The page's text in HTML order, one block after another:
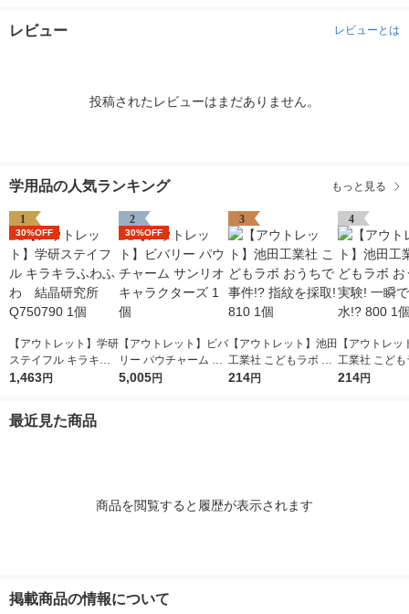
レビュー レビューとは
投稿されたレビューはまだありません。
学用品の人気ランキング もっと見る
1
30%OFF
【アウトレット】学研
ステイフル キラキラ
ふわふわ 結晶研究所
1,463円
2
30%OFF
【アウトレット】ビバ
リー パウチャーム サ
ンリオキャラクターズ
5,005円
3
【アウトレット】池田
工業社 こどもラボ お
うちで事件!? 指紋を
214円
4
【アウトレッ
工業社 こども
うちで実験!
214円
最近見た商品
商品を閲覧すると履歴が表示されます
掲載商品の情報について